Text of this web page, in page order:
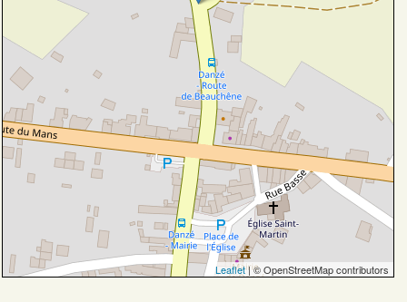
Leaflet| © OpenStreetMap contributors